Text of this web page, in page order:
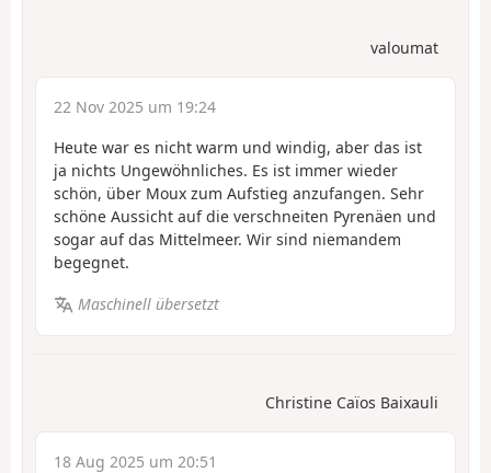
valoumat
22 Nov 2025 um 19:24
Heute war es nicht warm und windig, aber das ist
ja nichts Ungewöhnliches. Es ist immer wieder
schön, über Moux zum Aufstieg anzufangen. Sehr
schöne Aussicht auf die verschneiten Pyrenäen und
sogar auf das Mittelmeer. Wir sind niemandem
begegnet.
Maschinell übersetzt
Christine Caïos Baixauli
18 Aug 2025 um 20:51